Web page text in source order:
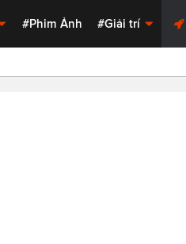
#Phim Ảnh #Giải trí